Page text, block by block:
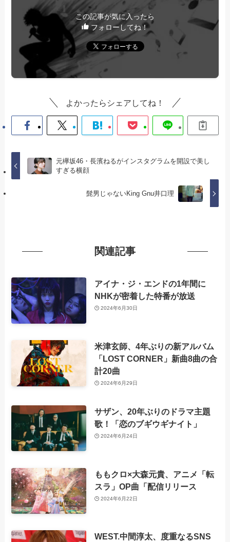
この記事が気に入ったら
フォローしてね！
よかったらシェアしてね！
元欅坂46・長濱ねるがインスタグラムを開設で美し
すぎる横顔
髭男じゃないKing Gnu井口理
関連記事
アイナ・ジ・エンドの1年間に
NHKが密着した特番が放送
2024年6月30日
米津玄師、4年ぶりの新アルバム
「LOST CORNER」新曲8曲の合
計20曲
2024年6月29日
サザン、20年ぶりのドラマ主題
歌！「恋のブギウギナイト」
2024年6月24日
ももクロ×大森元貴、アニメ「転
スラ」OP曲「配信リリース
2024年6月22日
WEST.中間淳太、度重なるSNS